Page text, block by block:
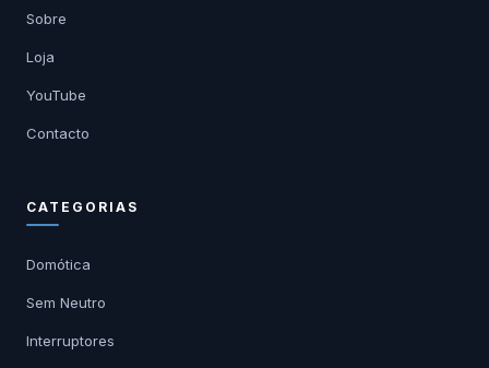
Sobre
Loja
YouTube
Contacto
CATEGORIAS
Domótica
Sem Neutro
Interruptores